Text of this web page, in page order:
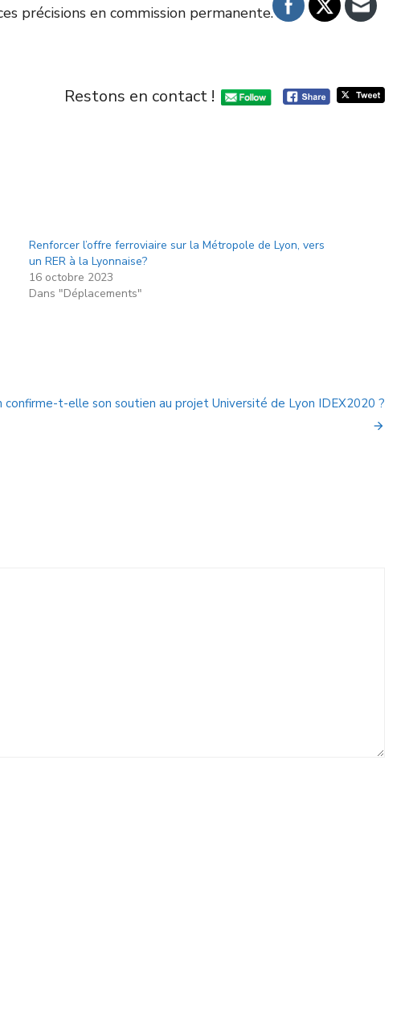
précisions en commission permanente.
Restons en contact !
Renforcer l’offre ferroviaire sur la Métropole de Lyon, vers
un RER à la Lyonnaise?
16 octobre 2023
Dans "Déplacements"
t-elle son soutien au projet Université de Lyon IDEX2020 ?